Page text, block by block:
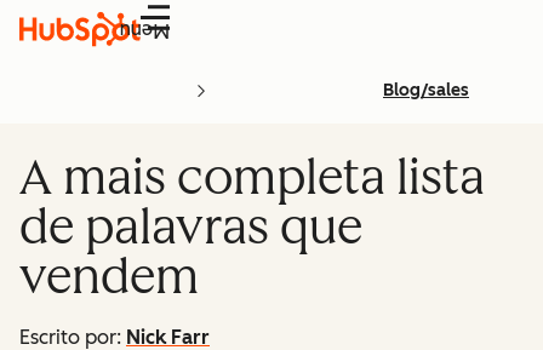
Menu
Blog/sales
A mais completa lista
de palavras que
vendem
Escrito por: Nick Farr